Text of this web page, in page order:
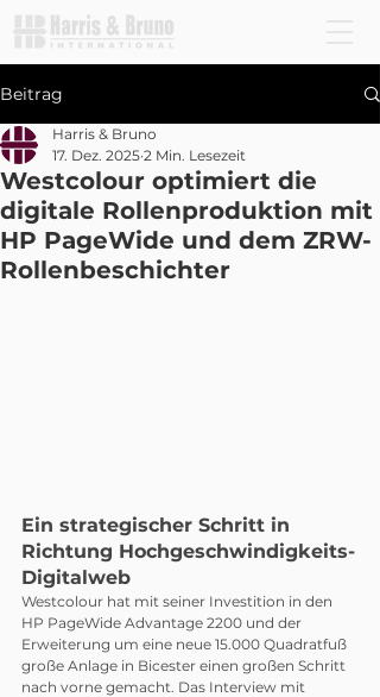
Beitrag
Westcolour optimiert die
digitale Rollenproduktion mit
HP PageWide und dem ZRW-
Rollenbeschichter
Harris & Bruno
17. Dez. 2025 2 Min. Lesezeit
Ein strategischer Schritt in
Richtung Hochgeschwindigkeits-
Digitalweb
Westcolour hat mit seiner Investition in den
HP PageWide Advantage 2200 und der
Erweiterung um eine neue 15.000 Quadratfuß
große Anlage in Bicester einen großen Schritt
nach vorne gemacht. Das Interview mit